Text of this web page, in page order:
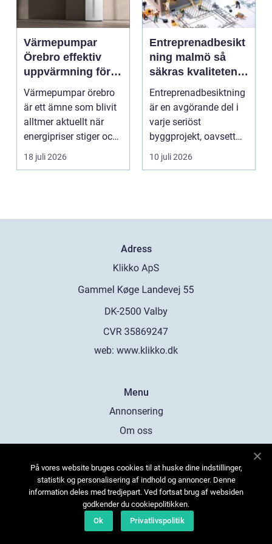
Värmepumpar
Örebro effektiv
uppvärmning för
hus och
fastigheter
Värmepumpar örebro
är ett ämne som blivit
alltmer aktuellt när
energipriser stiger och
fler vill sän...
18 juli 2026
Entreprenadbesikt
ning malmö så
säkras kvaliteten i
byggprojekt
Entreprenadbesiktning
är en avgörande del i
varje seriöst
byggprojekt, oavsett
om det handlar om en
10 juli 2026
Adress
web: www.klikko.dk
Menu
Annonsering
Om oss
Kontakta oss
Sitemap
På vores website bruges cookies til at huske dine indstillinger,
statistik og personalisering af indhold og annoncer. Denne
information deles med tredjepart. Ved fortsat brug af websiden
godkender du cookiepolitikken.
Ok
Privatlivspolitik